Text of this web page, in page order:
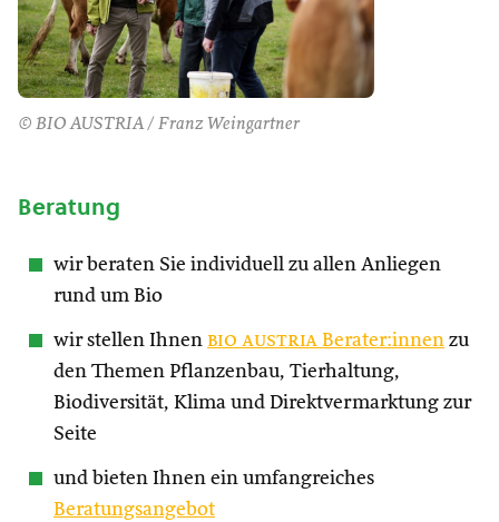
© BIO AUSTRIA / Franz Weingartner
Beratung
wir beraten Sie individuell zu allen Anliegen
rund um Bio
wir stellen Ihnen bio austria Berater:innen zu
den Themen Pflanzenbau, Tierhaltung,
Biodiversität, Klima und Direktvermarktung zur
Seite
und bieten Ihnen ein umfangreiches
Beratungsangebot